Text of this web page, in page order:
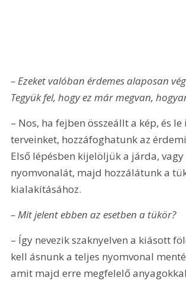
– Ezeket valóban érdemes alaposan
Tegyük fel, hogy ez már megvan,
– Nos, ha fejben összeállt a kép, és
terveinket, hozzáfoghatunk az
Első lépésben kijelöljük a járda,
nyomvonalát, majd hozzálátunk a
kialakításához.
– Mit jelent ebben az esetben a tükör?
– Így nevezik szaknyelven a kiásott
kell ásnunk a teljes nyomvonal
amit majd erre megfelelő